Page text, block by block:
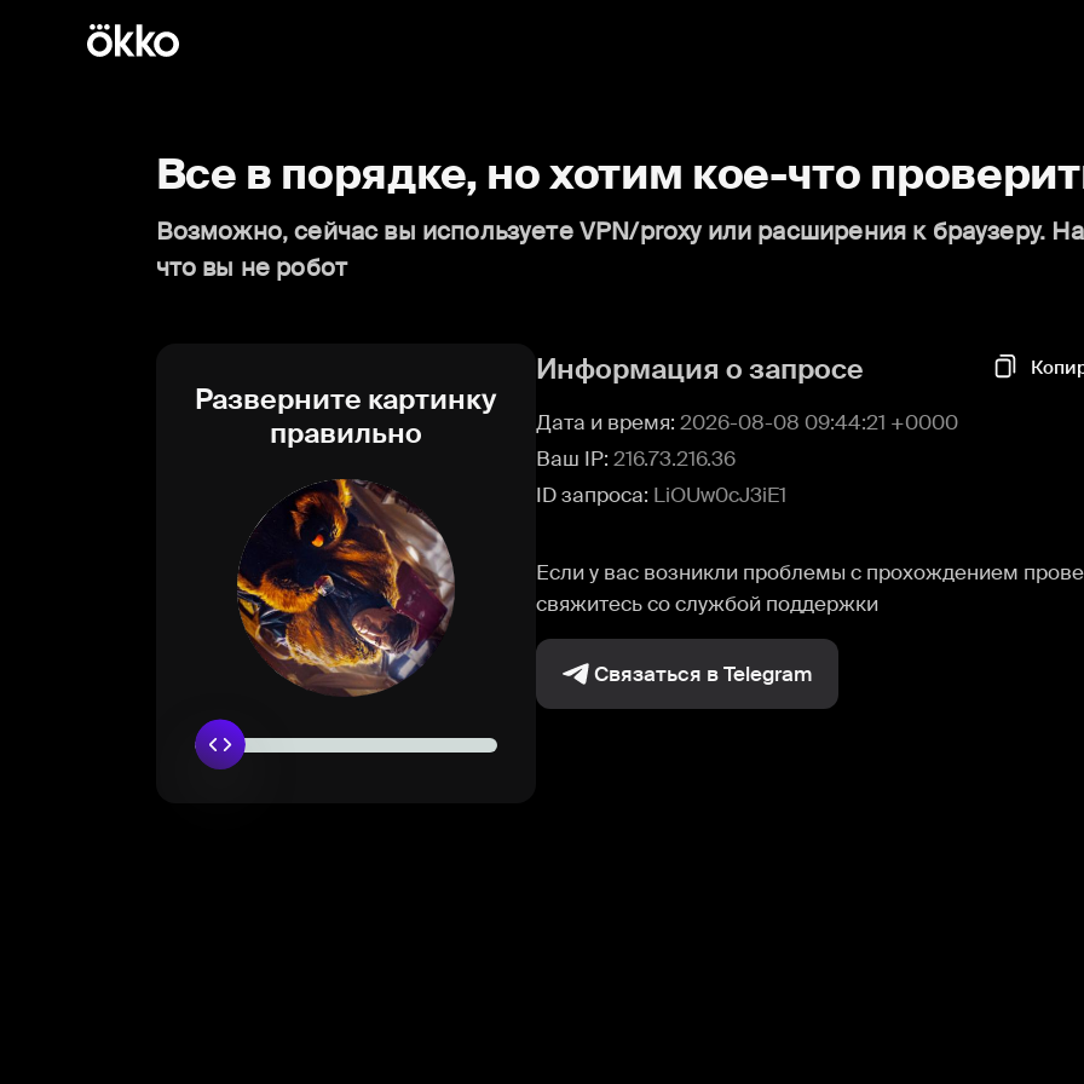
Все в порядке, но хотим кое-что
Возможно, сейчас вы используете VPN/proxy или расширения к браузеру.
что вы не робот
Разверните картинку
правильно
Информация о запросе
Дата и время: 2026-08-08 09:44:21 +0000
Ваш IP: 216.73.216.36
ID запроса: LiOUw0cJ3iE1
Если у вас возникли проблемы с прохождением
свяжитесь со службой поддержки
Связаться в Telegram